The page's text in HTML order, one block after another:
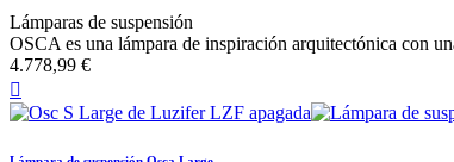
Lámparas de suspensión
OSCA es una lámpara de inspiración arquitectónica con
4.778,99 €
